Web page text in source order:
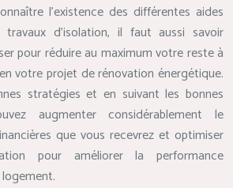
l’existence des différentes aides
d’isolation, il faut aussi savoir
pour réduire au maximum votre reste à
votre projet de rénovation énergétique.
stratégies et en suivant les bonnes
augmenter considérablement le
que vous recevrez et optimiser
pour améliorer la performance